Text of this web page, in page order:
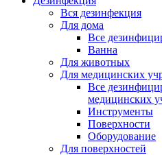
Вся дезинфекция
Для дома
Все
Ванна
Для животных
Для медицинских
Все
медицинских
Инструменты
Поверхности
Оборудование
Для поверхностей